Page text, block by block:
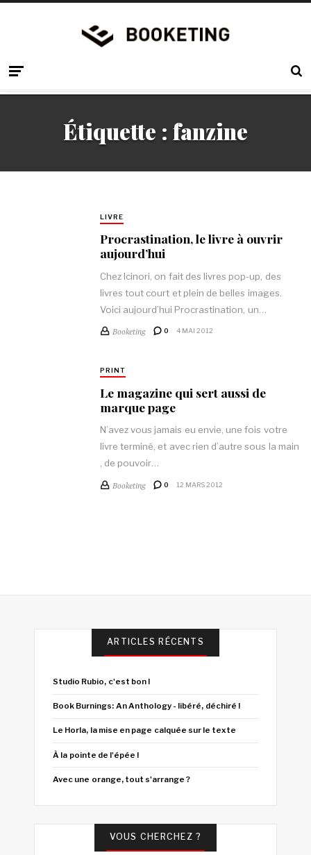
Étiquette : fanzine
LIVRE
Procrastination, le livre à ouvrir
aujourd’hui
Chez Icinori, on fait des livres pop-up, des
livres tout court et plein de belles images.
Voici aujourd’hui Procrastination, un…
Booketing 0 4 MAI 2012
PRINT
Le magazine qui sert aussi de
marque page
N’avez vous jamais eu envie, une fois votre
livre terminé, et avec rien d’autre sous la main
, de pouvoir…
Booketing 0 12 MARS 2012
ARTICLES RÉCENTS
Studio Rubio, c'est bon !
Book Burnings: An Anthology - libéré, déchiré !
Le Horla, la mise en page calquée sur le texte
À la pointe de l'épée !
Avec une orange, tout s'arrange ?
VOUS CHERCHEZ ?